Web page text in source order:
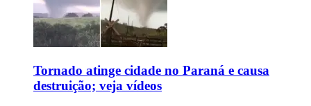
Tornado atinge cidade no Paraná e causa
destruição; veja vídeos